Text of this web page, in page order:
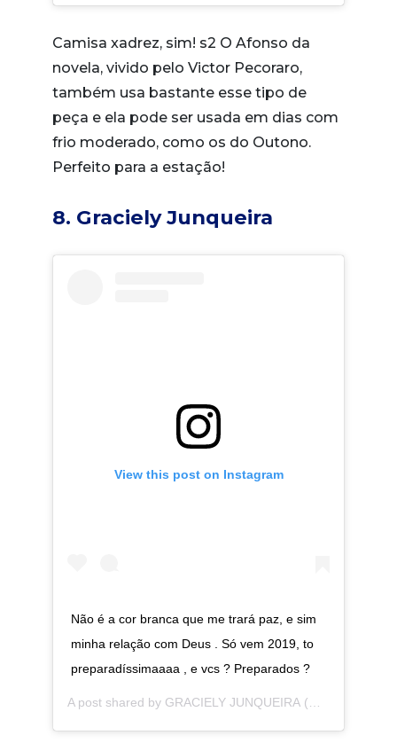
Camisa xadrez, sim! s2 O Afonso da
novela, vivido pelo Victor Pecoraro,
também usa bastante esse tipo de
peça e ela pode ser usada em dias com
frio moderado, como os do Outono.
Perfeito para a estação!
8. Graciely Junqueira
View this post on Instagram
Não é a cor branca que me trará paz, e sim
minha relação com Deus . Só vem 2019, to
preparadíssimaaaa , e vcs ? Preparados ?
A post shared by GRACIELY JUNQUEIRA (@gracielyjunqueiraoficial) on